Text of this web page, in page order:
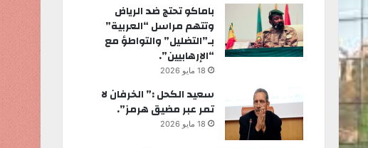
باماكو تحتج ضد الرياض
وتتهم مراسل “العربية”
بـ”التضليل” والتواطؤ مع
“الإرهابيين”.
18 مايو 2026
سعيد الكحل :” الخرفان لا
تمر عبر مضيق هرمز”.
18 مايو 2026